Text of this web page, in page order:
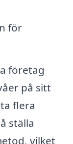
för
företag
på sitt
flera
ställa
vilket